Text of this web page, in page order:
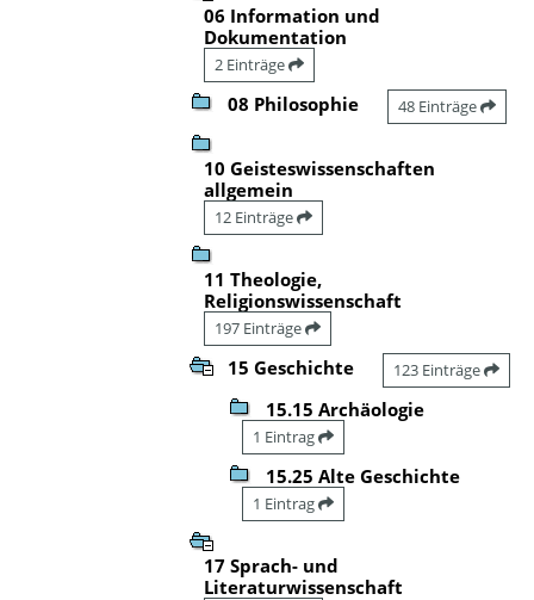
06 Information und
Dokumentation
2 Einträge
08 Philosophie 48 Einträge
10 Geisteswissenschaften
allgemein
12 Einträge
11 Theologie,
Religionswissenschaft
197 Einträge
15 Geschichte 123 Einträge
15.15 Archäologie
1 Eintrag
15.25 Alte Geschichte
1 Eintrag
17 Sprach- und
Literaturwissenschaft